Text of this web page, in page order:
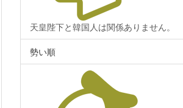
天皇陛下と韓国人は関係ありません。
勢い順